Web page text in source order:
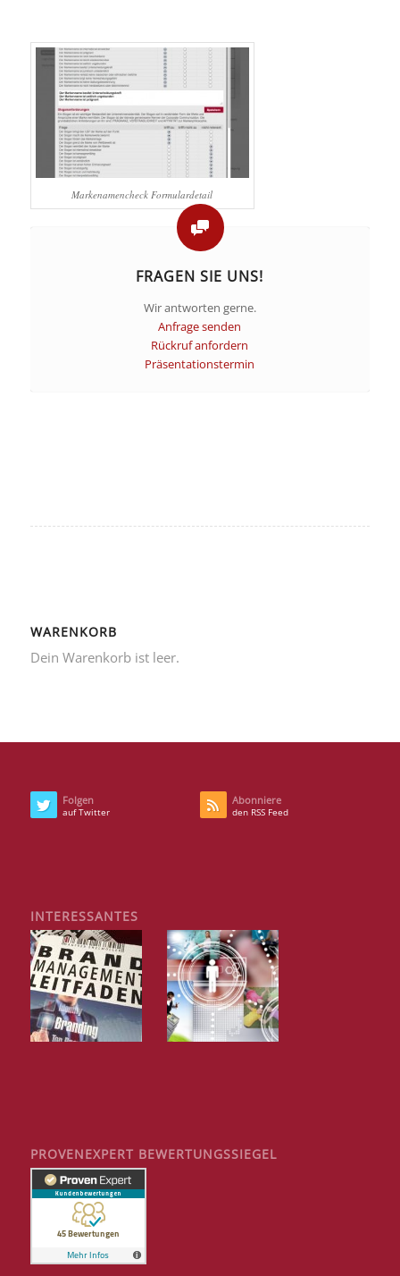
Markenamencheck Formulardetail
FRAGEN SIE UNS!
Wir antworten gerne.
Anfrage senden
Rückruf anfordern
Präsentationstermin
WARENKORB
Dein Warenkorb ist leer.
Folgen
auf Twitter
Abonniere
den RSS Feed
INTERESSANTES
PROVENEXPERT BEWERTUNGSSIEGEL